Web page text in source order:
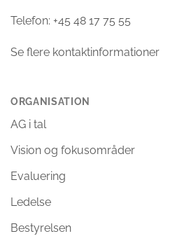
Telefon: +45 48 17 75 55
Se flere kontaktinformationer
ORGANISATION
AG i tal
Vision og fokusområder
Evaluering
Ledelse
Bestyrelsen